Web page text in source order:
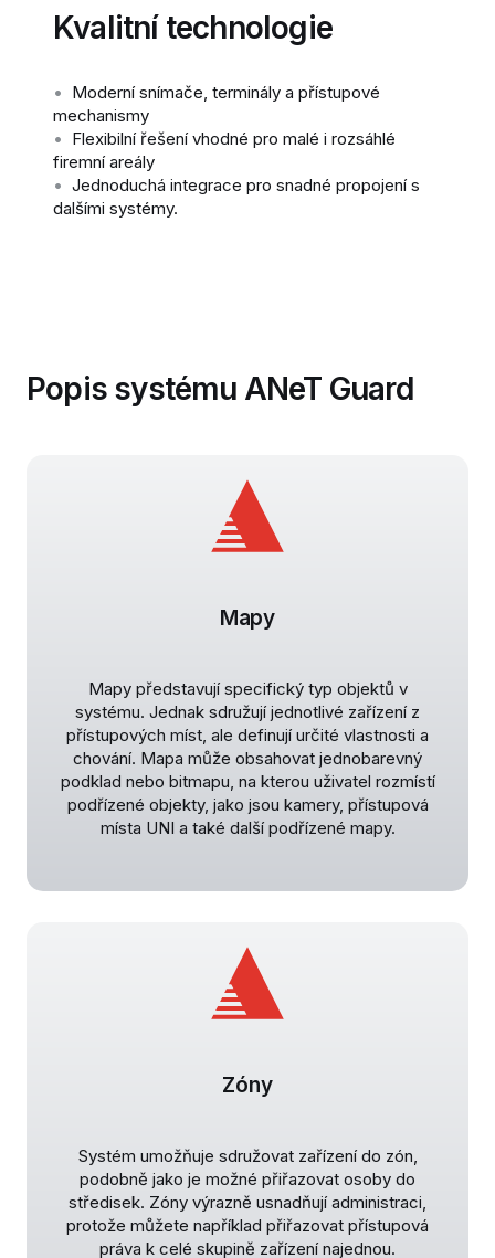
Kvalitní technologie
• Moderní snímače, terminály a přístupové
mechanismy
• Flexibilní řešení vhodné pro malé i rozsáhlé
firemní areály
• Jednoduchá integrace pro snadné propojení s
dalšími systémy.
Popis systému ANeT Guard
Mapy
Mapy představují specifický typ objektů v
systému. Jednak sdružují jednotlivé zařízení z
přístupových míst, ale definují určité vlastnosti a
chování. Mapa může obsahovat jednobarevný
podklad nebo bitmapu, na kterou uživatel rozmístí
podřízené objekty, jako jsou kamery, přístupová
místa UNI a také další podřízené mapy.
Zóny
Systém umožňuje sdružovat zařízení do zón,
podobně jako je možné přiřazovat osoby do
středisek. Zóny výrazně usnadňují administraci,
protože můžete například přiřazovat přístupová
práva k celé skupině zařízení najednou.